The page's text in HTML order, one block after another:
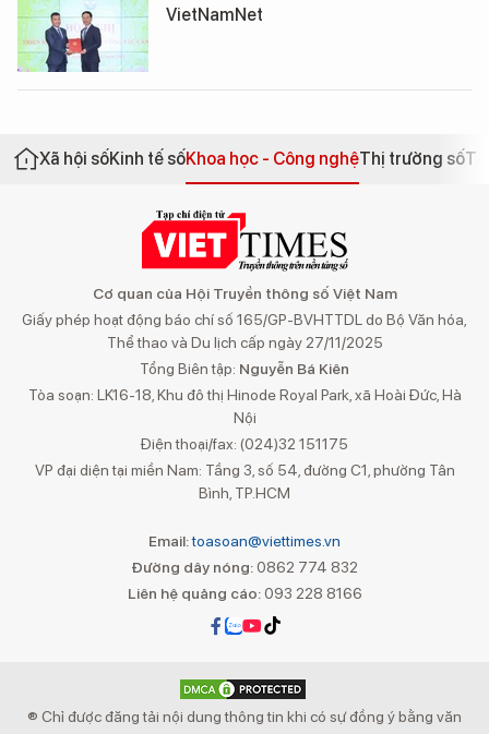
VietNamNet
Xã hội sốKinh tế sốKhoa học - Công nghệThị trường số
Cơ quan của Hội Truyền thông số Việt Nam
Giấy phép hoạt động báo chí số 165/GP-BVHTTDL do Bộ Văn hóa,
Thể thao và Du lịch cấp ngày 27/11/2025
Tổng Biên tập: Nguyễn Bá Kiên
Tòa soạn: LK16-18, Khu đô thị Hinode Royal Park, xã Hoài Đức, Hà
Nội
Điện thoại/fax: (024)32 151175
VP đại diện tại miền Nam: Tầng 3, số 54, đường C1, phường Tân
Bình, TP.HCM
Email:toasoan@viettimes.vn
Đường dây nóng: 0862 774 832
Liên hệ quảng cáo:093 228 8166
® Chỉ được đăng tải nội dung thông tin khi có sự đồng ý bằng văn